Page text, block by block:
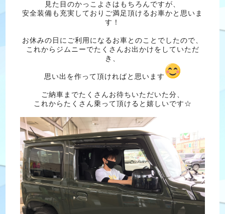
見た目のかっこよさはもちろんですが、
安全装備も充実しておりご満足頂けるお車かと思いま
す！
お休みの日にご利用になるお車とのことでしたので、
これからジムニーでたくさんお出かけをしていただ
き、
思い出を作って頂ければと思います
ご納車までたくさんお待ちいただいた分、
これからたくさん乗って頂けると嬉しいです☆